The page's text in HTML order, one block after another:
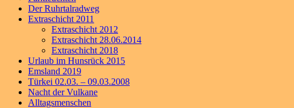
Der Ruhrtalradweg
Extraschicht 2011
Extraschicht 2012
Extraschicht 28.06.2014
Extraschicht 2018
Urlaub im Hunsrück 2015
Emsland 2019
Türkei 02.03. – 09.03.2008
Nacht der Vulkane
Alltagsmenschen